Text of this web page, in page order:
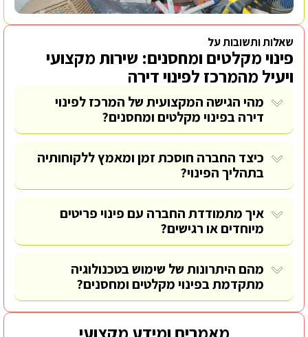
שאלות ותשובות על
פינוי מקלטים ומחסנים: שירות מקצועי
ויעיל מהמרכז לפינוי דירה
מהי הגישה המקצועית של המרכז לפינוי
דירה בפינוי מקלטים ומחסנים?
כיצד החברה חוסכת זמן ומאמץ ללקוחותיה
בתהליך הפינוי?
איך מתמודדת החברה עם פינוי פריטים
מיוחדים או רגישים?
מהם היתרונות של שימוש בטכנולוגיה
מתקדמת בפינוי מקלטים ומחסנים?